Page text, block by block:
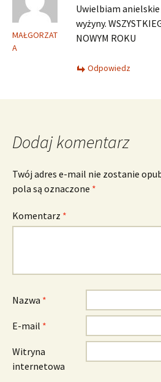
MAŁGORZAT
A
Uwielbiam
wyżyny.
NOWYM ROKU
Odpowiedz
Dodaj komentarz
Twój adres e-mail nie zostanie
pola są oznaczone *
Komentarz *
Nazwa *
E-mail *
Witryna
internetowa